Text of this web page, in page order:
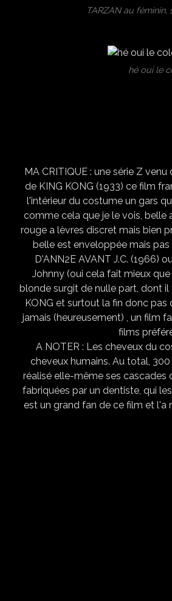
TARZAN au
hé oui le
MA CRITIQUE : une série Z
de KING KONG (1933) ce film
l'intérieur du costume un gars
comme cela que je le vois, belle
rouge a lèvres discret mais bien
belle est enveloppée mais
D'ANN2E AVANT J.C. (1966)
Johnny (oui cela fait mieux
blonde surgit de nulle part, dont
KONG et surtout la fin donc pas
jamais (heureusement) , un film
films
A NOTER : Les cheveux du
cheveux humains. Au total, 300
réalisé elle-même ses cascades
fabriquées par un dentiste, qui
est un grand fan de ce film et l'a